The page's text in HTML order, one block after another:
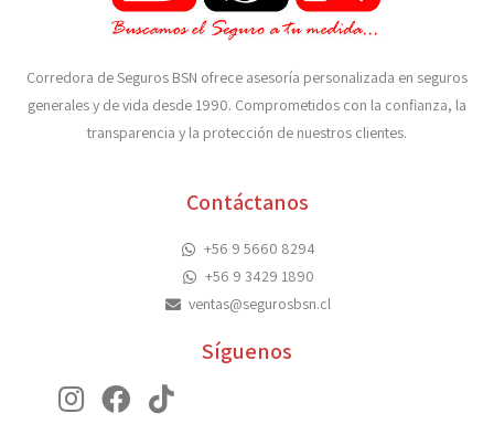
Corredora de Seguros BSN ofrece asesoría personalizada en seguros
generales y de vida desde 1990. Comprometidos con la confianza, la
transparencia y la protección de nuestros clientes.
Contáctanos
+56 9 5660 8294
+56 9 3429 1890
ventas@segurosbsn.cl
Síguenos